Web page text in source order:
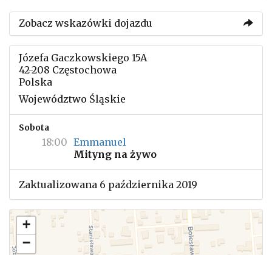
Zobacz wskazówki dojazdu
Józefa Gaczkowskiego 15A
42-208 Częstochowa
Polska
Województwo Śląskie
Sobota
18:00 Emmanuel
Mityng na żywo
Zaktualizowana 6 października 2019
+
−